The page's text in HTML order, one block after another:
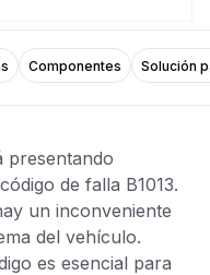
Componentes Solución
presentando
de falla B1013.
un inconveniente
del vehículo.
es esencial para